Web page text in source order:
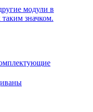
модули в
значком.